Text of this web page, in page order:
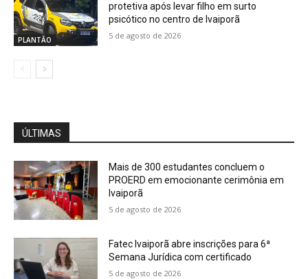
PLANTÃO
protetiva após levar filho em surto
psicótico no centro de Ivaiporã
5 de agosto de 2026
ÚLTIMAS
Mais de 300 estudantes concluem o
PROERD em emocionante cerimônia em
Ivaiporã
5 de agosto de 2026
Fatec Ivaiporã abre inscrições para 6ª
Semana Jurídica com certificado
5 de agosto de 2026